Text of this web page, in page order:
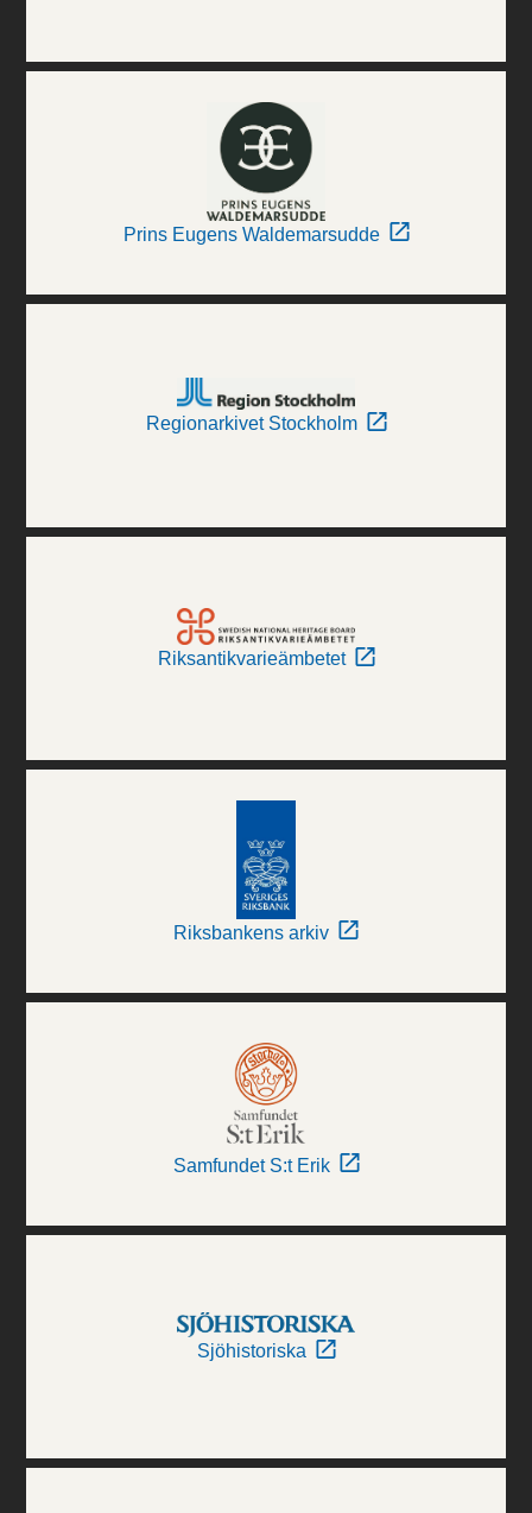
Prins Eugens Waldemarsudde
Regionarkivet Stockholm
Riksantikvarieämbetet
Riksbankens arkiv
Samfundet S:t Erik
Sjöhistoriska